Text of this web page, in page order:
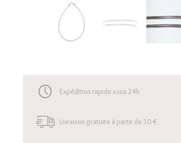
Expédition rapide sous 24h
Livraison gratuite à partir de 50 €